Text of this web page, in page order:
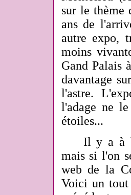
sur le thème
ans de
autre expo,
moins
Gand Palais
davantage
l'astre.
l'adage ne
étoiles...
Il y a à
mais si l'on
web de la
Voici un